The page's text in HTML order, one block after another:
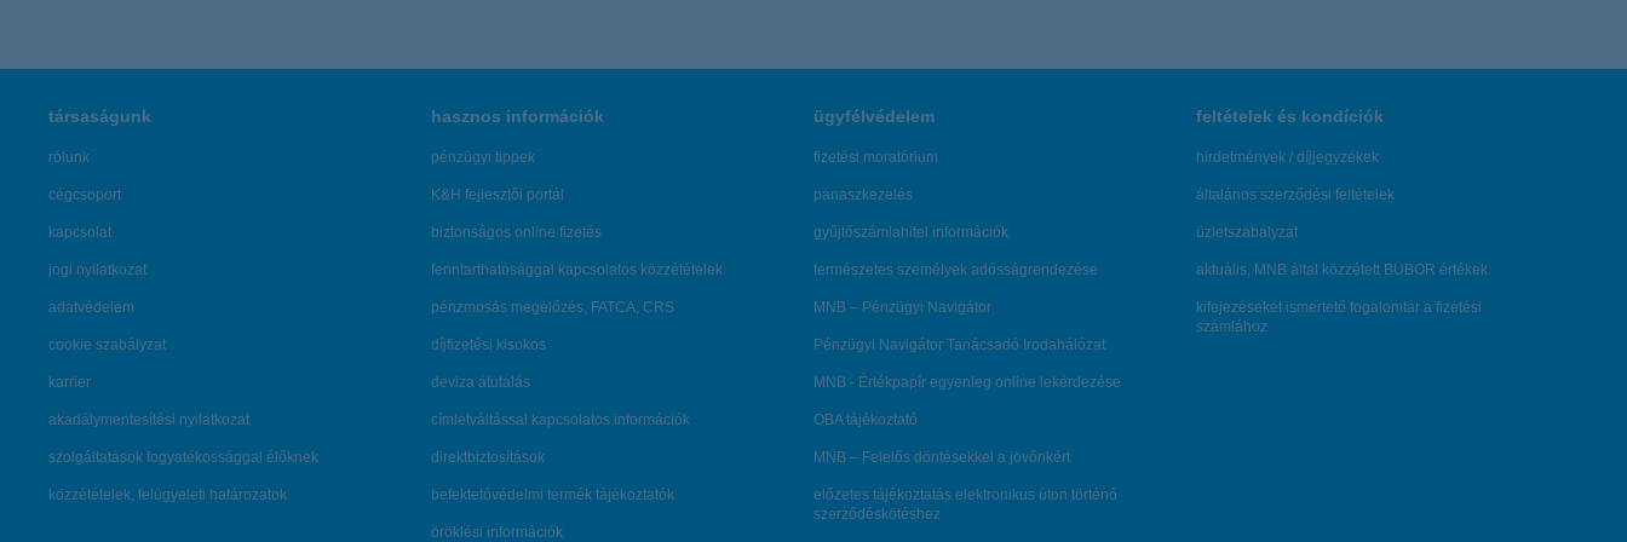
társaságunk
rólunk
cégcsoport
kapcsolat
jogi nyilatkozat
adatvédelem
cookie szabályzat
karrier
akadálymentesítési nyilatkozat
szolgáltatások fogyatékossággal élőknek
közzétételek, felügyeleti határozatok
hasznos információk
pénzügyi tippek
K&H fejlesztői portál
biztonságos online fizetés
fenntarthatósággal kapcsolatos közzétételek
pénzmosás megelőzés, FATCA, CRS
díjfizetési kisokos
deviza átutalás
címletváltással kapcsolatos információk
direktbiztosítások
befektetővédelmi termék tájékoztatók
öröklési információk
ügyfélvédelem
fizetési moratórium
panaszkezelés
gyűjtőszámlahitel információk
természetes személyek adósságrendezése
MNB – Pénzügyi Navigátor
Pénzügyi Navigátor Tanácsadó Irodahálózat
MNB - Értékpapír egyenleg online lekérdezése
OBA tájékoztató
MNB – Felelős döntésekkel a jövőnkért
előzetes tájékoztatás elektronikus úton történő
szerződéskötéshez
feltételek és kondíciók
hirdetmények / díjjegyzékek
általános szerződési feltételek
üzletszabályzat
aktuális, MNB által közzétett BUBOR értékek
kifejezéseket ismertető fogalomtár a fizetési
számlához